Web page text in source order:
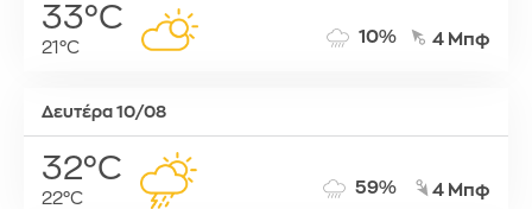
33°C
21°C
10% 4 Μπφ
Δευτέρα 10/08
32°C
22°C
59% 4 Μπφ